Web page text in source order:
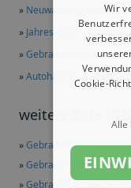
» Neuwagen in Kassel
» Jahreswagen in Kassel
»Gebrauchtwagen in
»Autohäuser in Kassel
weitere Orte in
»Gebrauchtwagen in
»Gebrauchtwagen in
»Gebrauchtwagen in
Wir
Cookie-
Alle